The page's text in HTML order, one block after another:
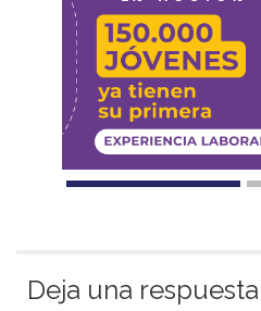
Deja una respuesta